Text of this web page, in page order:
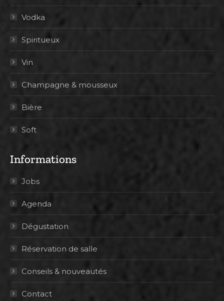
Vodka
Spiritueux
Vin
Champagne & mousseux
Bière
Soft
Informations
Jobs
Agenda
Dégustation
Réservation de salle
Conseils & nouveautés
Contact